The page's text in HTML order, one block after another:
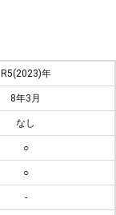
R5(2023)年
8年3月
なし
○
○
-